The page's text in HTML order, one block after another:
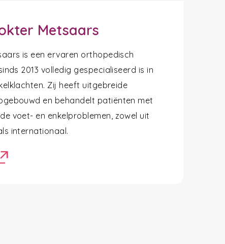
Metsaars
is een ervaren orthopedisch
2013 volledig gespecialiseerd is in
Zij heeft uitgebreide
en behandelt patiënten met
voet- en enkelproblemen, zowel uit
internationaal.
arrow_outward